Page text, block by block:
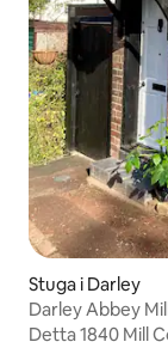
Stuga i Darley
Darley Abbey
Detta 1840 Mill